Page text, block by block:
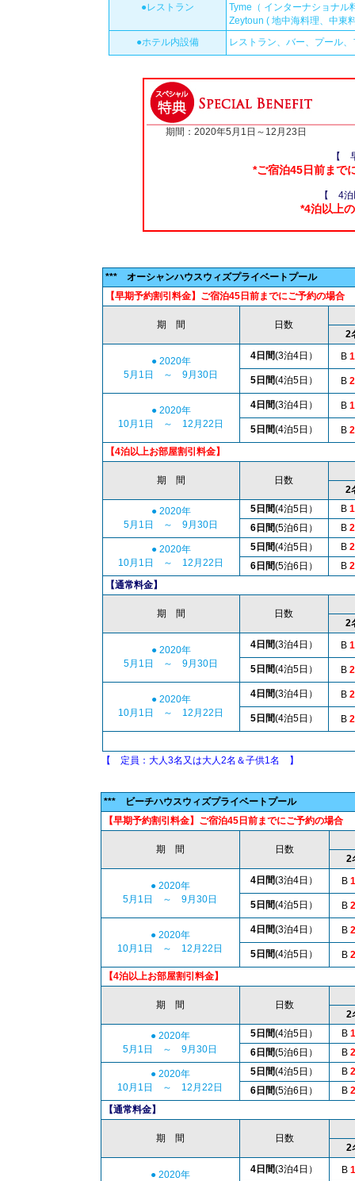
●レストラン
Tyme（ インターナショナル
Zeytoun ( 地中海料理、中東
●ホテル内設備
レストラン、バー、プール
期間：2020年5月1日～12月23日
【
*ご宿泊45日前ま
【 4
*4泊以上
*** オーシャンハウスウィズプライベートプール
【早期予約割引料金】ご宿泊45日前までにご予約の場合
期 間
日数
2
● 2020年
5月1日 ～ 9月30日
4日間(3泊4日） B
5日間(4泊5日） B
● 2020年
10月1日 ～ 12月22日
4日間(3泊4日） B
5日間(4泊5日） B
【4泊以上お部屋割引料金】
期 間
日数
2
● 2020年
5月1日 ～ 9月30日
5日間(4泊5日） B
6日間(5泊6日） B
● 2020年
10月1日 ～ 12月22日
5日間(4泊5日） B
6日間(5泊6日） B
【通常料金】
期 間
日数
2
● 2020年
5月1日 ～ 9月30日
4日間(3泊4日） B
5日間(4泊5日） B
● 2020年
10月1日 ～ 12月22日
4日間(3泊4日） B
5日間(4泊5日） B
【 定員：大人3名又は大人2名＆子供1名 】
*** ビーチハウスウィズプライベートプール
【早期予約割引料金】ご宿泊45日前までにご予約の場合
期 間
日数
2
● 2020年
5月1日 ～ 9月30日
4日間(3泊4日） B
5日間(4泊5日） B
● 2020年
10月1日 ～ 12月22日
4日間(3泊4日） B
5日間(4泊5日） B
【4泊以上お部屋割引料金】
期 間
日数
2
● 2020年
5月1日 ～ 9月30日
5日間(4泊5日） B
6日間(5泊6日） B
● 2020年
10月1日 ～ 12月22日
5日間(4泊5日） B
6日間(5泊6日） B
【通常料金】
期 間
日数
2
● 2020年
4日間(3泊4日） B